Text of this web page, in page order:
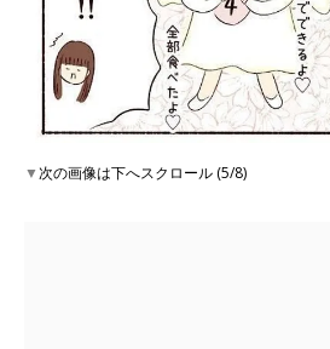
▼次の画像は下へスクロール (5/8)